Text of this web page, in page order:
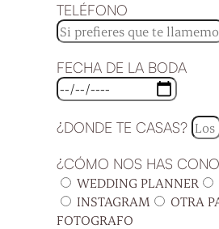
TELÉFONO
FECHA DE LA BODA
¿DONDE TE CASAS?
¿CÓMO NOS HAS
WEDDING PLANNER
INSTAGRAM
OTRA
FOTOGRAFO